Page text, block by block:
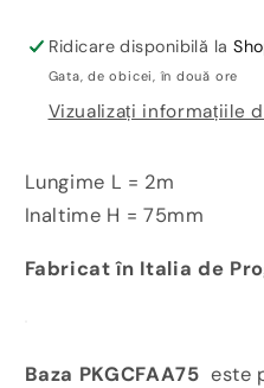
Proskirting
Channel
Channel
Ridicare disponibilă la
Gata, de obicei, în două ore
Vizualizați informațiile
Lungime L = 2m
Inaltime H = 75mm
Fabricat în Italia de
Baza PKGCFAA75 este